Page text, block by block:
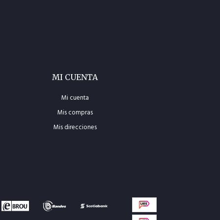
MI CUENTA
Mi cuenta
Mis compras
Mis direcciones